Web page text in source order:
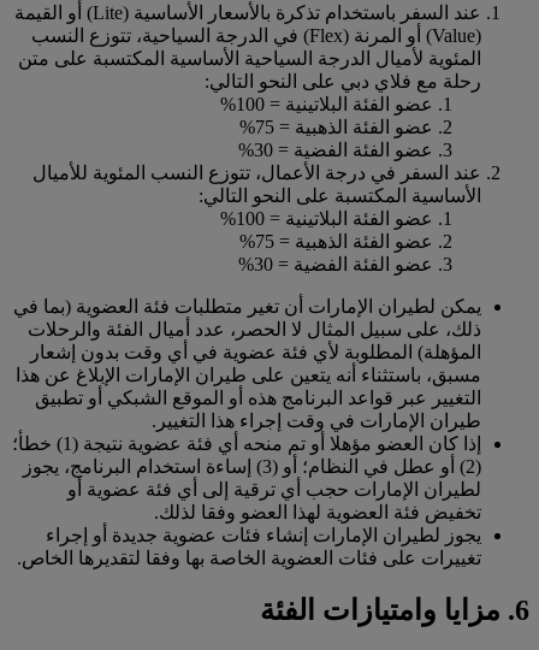
عند السفر باستخدام تذكرة بالأسعار الأساسية (Lite) أو القيمة
(Value) أو المرنة (Flex) في الدرجة السياحية، تتوزع النسب
المئوية لأميال الدرجة السياحية الأساسية المكتسبة على متن
رحلة مع فلاي دبي على النحو التالي:
عضو الفئة البلاتينية = 100%
عضو الفئة الذهبية = 75%
عضو الفئة الفضية = 30%
عند السفر في درجة الأعمال، تتوزع النسب المئوية للأميال
الأساسية المكتسبة على النحو التالي:
عضو الفئة البلاتينية = 100%
عضو الفئة الذهبية = 75%
عضو الفئة الفضية = 30%
يمكن لطيران الإمارات أن تغير متطلبات فئة العضوية (بما في
ذلك، على سبيل المثال لا الحصر، عدد أميال الفئة والرحلات
المؤهلة) المطلوبة لأي فئة عضوية في أي وقت بدون إشعار
مسبق، باستثناء أنه يتعين على طيران الإمارات الإبلاغ عن هذا
التغيير عبر قواعد البرنامج هذه أو الموقع الشبكي أو تطبيق
طيران الإمارات في وقت إجراء هذا التغيير.
إذا كان العضو مؤهلا أو تم منحه أي فئة عضوية نتيجة (1) خطأ؛
(2) أو عطل في النظام؛ أو (3) إساءة استخدام البرنامج، يجوز
لطيران الإمارات حجب أي ترقية إلى أي فئة عضوية أو
تخفيض فئة العضوية لهذا العضو وفقا لذلك.
يجوز لطيران الإمارات إنشاء فئات عضوية جديدة أو إجراء
تغييرات على فئات العضوية الخاصة بها وفقا لتقديرها الخاص.
6. مزايا وامتيازات الفئة